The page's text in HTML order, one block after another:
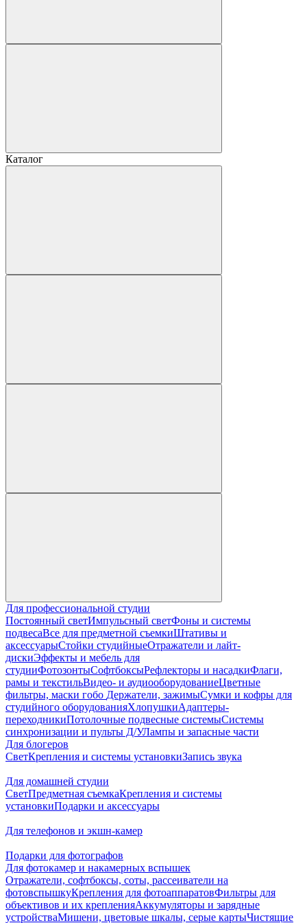
Каталог
Для профессиональной студии
Постоянный светИмпульсный светФоны и системы
подвесаВсе для предметной съемкиШтативы и
аксессуарыСтойки студийныеОтражатели и лайт-
дискиЭффекты и мебель для
студииФотозонтыСофтбоксыРефлекторы и насадкиФлаги,
рамы и текстильВидео- и аудиооборудованиеЦветные
фильтры, маски гобо Держатели, зажимыСумки и кофры для
студийного оборудованияХлопушкиАдаптеры-
переходникиПотолочные подвесные системыСистемы
синхронизации и пульты Д/УЛампы и запасные части
Для блогеров
СветКрепления и системы установкиЗапись звука
Для домашней студии
СветПредметная съемкаКрепления и системы
установкиПодарки и аксессуары
Для телефонов и экшн-камер
Подарки для фотографов
Для фотокамер и накамерных вспышек
Отражатели, софтбоксы, соты, рассеиватели на
фотовспышкуКрепления для фотоаппаратовФильтры для
объективов и их крепленияАккумуляторы и зарядные
устройстваМишени, цветовые шкалы, серые картыЧистящие